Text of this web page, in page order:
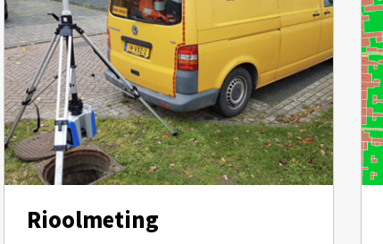
Rioolmeting